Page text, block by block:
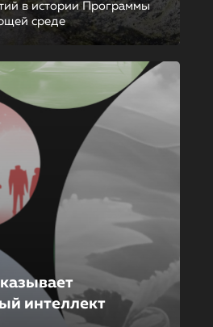
в истории Программы
среде
интеллект